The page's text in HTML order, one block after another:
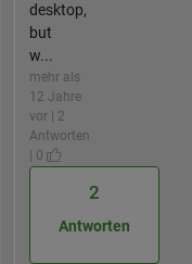
desktop,
but
w...
mehr als
12 Jahre
vor | 2
Antworten
| 0
2
Antworten